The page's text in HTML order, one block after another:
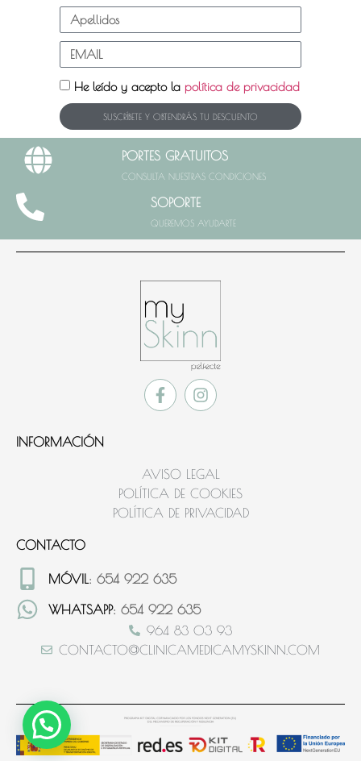
He leído y acepto la política de privacidad
SUSCRÍBETE Y OBTENDRÁS TU DESCUENTO
PORTES GRATUITOS
CONSULTA NUESTRAS CONDICIONES
SOPORTE
QUEREMOS AYUDARTE
INFORMACIÓN
AVISO LEGAL
POLÍTICA DE COOKIES
POLÍTICA DE PRIVACIDAD
CONTACTO
MÓVIL: 654 922 635
WHATSAPP: 654 922 635
964 83 03 93
CONTACTO@CLINICAMEDICAMYSKINN.COM